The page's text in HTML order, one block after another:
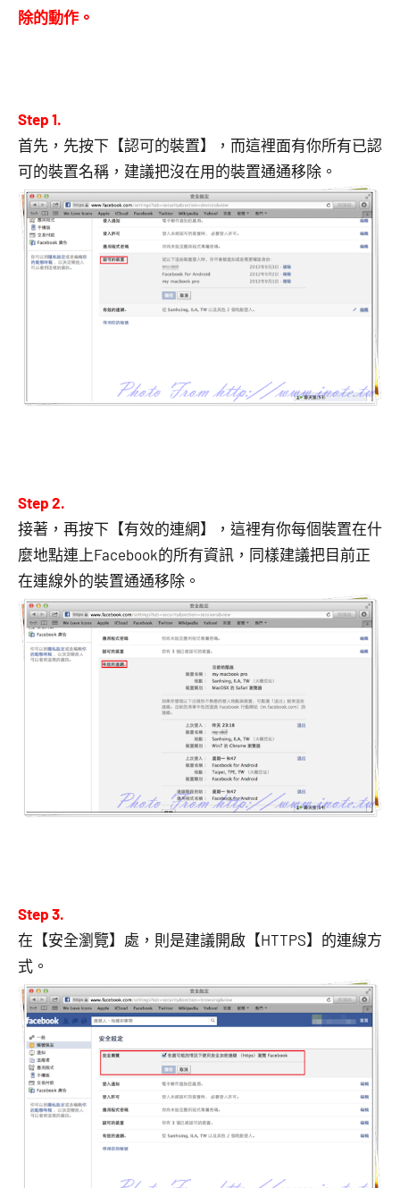
除的動作。
Step 1.
首先，先按下【認可的裝置】，而這裡面有你所有已認
可的裝置名稱，建議把沒在用的裝置通通移除。
Step 2.
接著，再按下【有效的連網】，這裡有你每個裝置在什
麼地點連上Facebook的所有資訊，同樣建議把目前正
在連線外的裝置通通移除。
Step 3.
在【安全瀏覽】處，則是建議開啟【HTTPS】的連線方
式。